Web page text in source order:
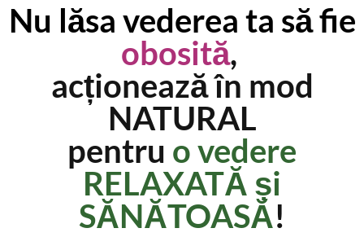
Nu lăsa vederea ta să fie
obosită,
acționează în mod
NATURAL
pentru o vedere
RELAXATĂ și
SĂNĂTOASĂ!